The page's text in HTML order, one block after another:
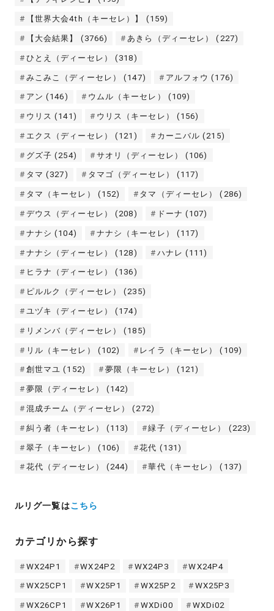
【世界大会4th（キーセレ）】 (159)
【大会結果】 (3766) あきら（ディーセレ） (227)
ひとえ（ディーセレ） (318)
みこみこ（ディーセレ） (147) アルフォウ (176)
アン (146) ウムル（キーセレ） (109)
ウリス (141) ウリス（キーセレ） (156)
エクス（ディーセレ） (121) カーニバル (215)
グズ子 (254) サオリ（ディーセレ） (106)
タマ (327) タマゴ（ディーセレ） (117)
タマ（キーセレ） (152) タマ（ディーセレ） (286)
デウス（ディーセレ） (208) ドーナ (107)
ナナシ (104) ナナシ（キーセレ） (117)
ナナシ（ディーセレ） (128) ハナレ (111)
ヒラナ（ディーセレ） (136)
ピルルク（ディーセレ） (235)
ユヅキ（ディーセレ） (174)
リメンバ（ディーセレ） (185)
リル（キーセレ） (102) レイラ（キーセレ） (109)
創世マユ (152) 夢限（キーセレ） (121)
夢限（ディーセレ） (142)
混成チーム（ディーセレ） (272)
糾う者（キーセレ） (113) 緑子（ディーセレ） (223)
翠子（キーセレ） (106) 花代 (131)
花代（ディーセレ） (244) 華代（キーセレ） (137)
ルリグ一覧はこちら
カテゴリから探す
WX24P1 WX24P2 WX24P3 WX24P4
WX25CP1 WX25P1 WX25P2 WX25P3
WX26CP1 WX26P1 WXDi00 WXDi02